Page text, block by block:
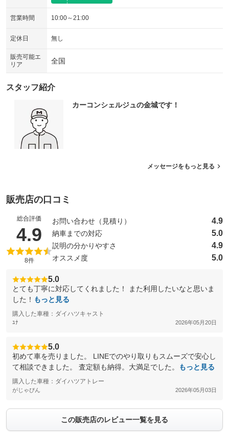
営業時間 10:00～21:00
定休日 無し
販売可能エ
リア
全国
スタッフ紹介
カーコンシェルジュの金城です！
メッセージをもっと見る
販売店の口コミ
総合評価
4.9 （5点満点中）
8件
お問い合わせ（見積り） 4.9
納車までの対応 5.0
説明の分かりやすさ 4.9
オススメ度 5.0
5.0
とても丁寧に対応してくれました！ また利用したいなと思いま
した！ もっと見る
購入した車種：ダイハツキャスト
ﾕﾅ 2026年05月20日
5.0
初めて車を売りました。 LINEでのやり取りもスムーズで安心し
て相談できました。 査定額も納得。大満足でした。
もっと見る
購入した車種：ダイハツアトレー
がじゃぴん 2026年05月03日
この販売店のレビュー一覧を見る